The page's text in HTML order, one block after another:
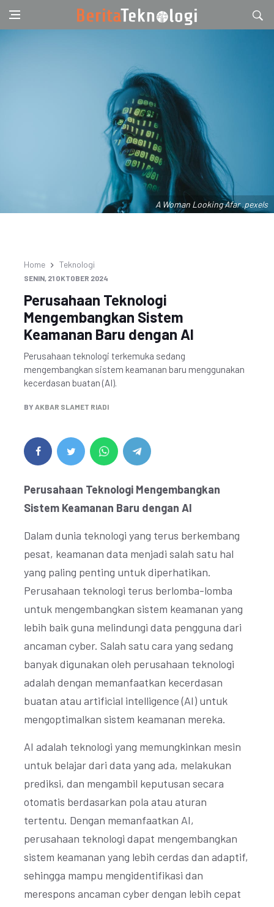
A Woman Looking Afar .pexels
Home Teknologi
SENIN, 21 OKTOBER 2024
Perusahaan Teknologi
Mengembangkan Sistem
Keamanan Baru dengan AI
Perusahaan teknologi terkemuka sedang
mengembangkan sistem keamanan baru menggunakan
kecerdasan buatan (AI).
BY AKBAR SLAMET RIADI
Perusahaan Teknologi Mengembangkan
Sistem Keamanan Baru dengan AI
Dalam dunia teknologi yang terus berkembang
pesat, keamanan data menjadi salah satu hal
yang paling penting untuk diperhatikan.
Perusahaan teknologi terus berlomba-lomba
untuk mengembangkan sistem keamanan yang
lebih baik guna melindungi data pengguna dari
ancaman cyber. Salah satu cara yang sedang
banyak digunakan oleh perusahaan teknologi
adalah dengan memanfaatkan kecerdasan
buatan atau artificial intelligence (AI) untuk
mengoptimalkan sistem keamanan mereka.
AI adalah teknologi yang memungkinkan mesin
untuk belajar dari data yang ada, melakukan
prediksi, dan mengambil keputusan secara
otomatis berdasarkan pola atau aturan
tertentu. Dengan memanfaatkan AI,
perusahaan teknologi dapat mengembangkan
sistem keamanan yang lebih cerdas dan adaptif,
sehingga mampu mengidentifikasi dan
merespons ancaman cyber dengan lebih cepat